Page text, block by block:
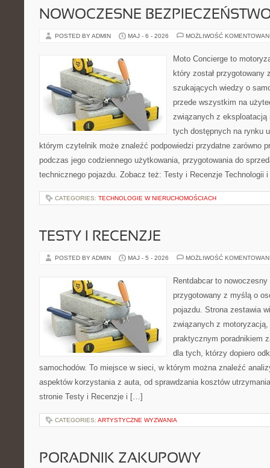
NOWOCZESNE
POSTED BY ADMIN MAJ - 6 - 2026 MOŻLIWOŚĆ
Moto Concierge to
który został przygotowany
szukających wiedzy o
przede wszystkim na
związanych z eksploatacją
tych dostępnych na rynku
którym czytelnik może znaleźć podpowiedzi przydatne zarówno
podczas jego codziennego użytkowania, przygotowania do
technicznego pojazdu. Zobacz też: Testy i Recenzje
CATEGORIES: TECHNOLOGIE W NIERUCHOMOŚCIACH
TESTY I RECENZJE
POSTED BY ADMIN MAJ - 5 - 2026 MOŻLIWOŚĆ
Rentdabcar to
przygotowany z myślą o
pojazdu. Strona zestawia
związanych z
praktycznym poradnikiem
dla tych, którzy dopiero
samochodów. To miejsce w sieci, w którym można znaleźć
aspektów korzystania z auta, od sprawdzania kosztów
stronie Testy i Recenzje i […]
CATEGORIES: ARTYSTYCZNE WYZWANIA
PORADNIK ZAKUPOWY